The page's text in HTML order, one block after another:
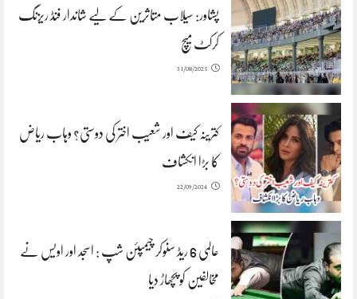
پشاور: سیلاب متاثرین کے لیے شاندار فنڈ ریزنگ
کرکٹ میچ
31/08/2025
کترینہ کیف اور شعیب اختر کی دوستی؟ وہاب ریاض
کا بڑا انکشاف
22/09/2024
عالمی 6 ریڈ سنوکر چیمپئن شپ : اسجد اور اویس نے
مخالفین کو پچھاڑ دیا